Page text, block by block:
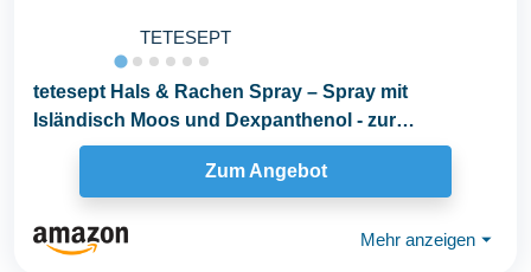
TETESEPT
tetesept Hals & Rachen Spray – Spray mit
Isländisch Moos und Dexpanthenol - zur
Befeuchtung...
Zum Angebot
Mehr anzeigen ⏷